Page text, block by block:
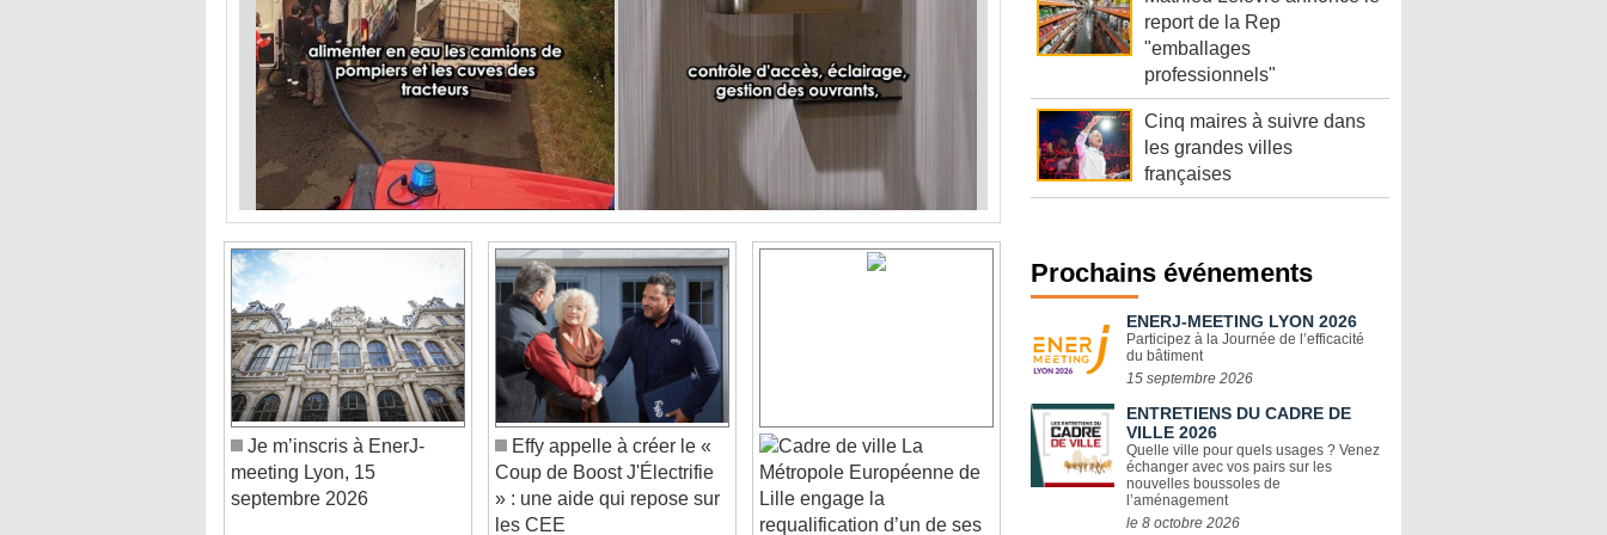
Je m’inscris à EnerJ-
meeting Lyon, 15
septembre 2026
Effy appelle à créer le «
Coup de Boost J'Électrifie
» : une aide qui repose sur
les CEE
Métropole Européenne de
Lille engage la
requalification d’un de ses
quartiers les plus pauvres
report de la Rep
"emballages
professionnels"
Cinq maires à suivre dans
les grandes villes
françaises
Prochains événements
ENERJ-MEETING LYON 2026
Participez à la Journée de l’efficacité
du bâtiment
15 septembre 2026
ENTRETIENS DU CADRE DE
VILLE 2026
Quelle ville pour quels usages ? Venez
échanger avec vos pairs sur les
nouvelles boussoles de
l’aménagement
le 8 octobre 2026